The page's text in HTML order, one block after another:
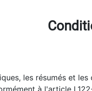
les résumés et
à l'article